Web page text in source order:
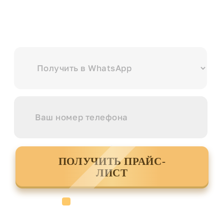
ПОЛУЧИТЬ ПРАЙС-
ЛИСТ